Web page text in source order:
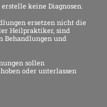
keine Diagnosen.
ersetzen nicht die
Heilpraktiker, sind
Behandlungen und
sollen
oder unterlassen